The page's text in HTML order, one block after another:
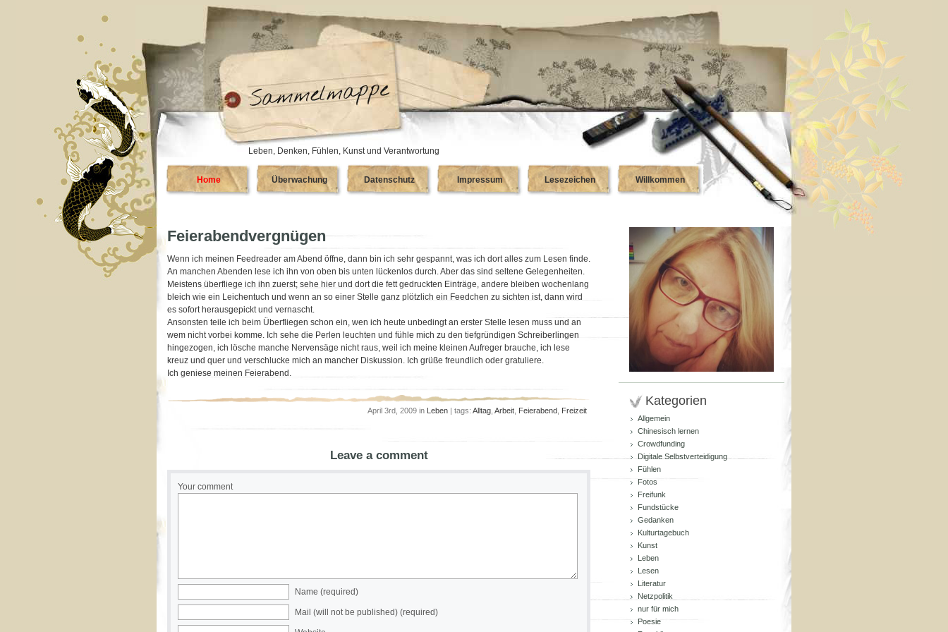
Leben, Denken, Fühlen, Kunst und Verantwortung
Home Überwachung Datenschutz Impressum Lesezeichen Willkommen
Feierabendvergnügen
Wenn ich meinen Feedreader am Abend öffne, dann bin ich sehr gespannt, was ich dort alles zum Lesen finde.
An manchen Abenden lese ich ihn von oben bis unten lückenlos durch. Aber das sind seltene Gelegenheiten.
Meistens überfliege ich ihn zuerst; sehe hier und dort die fett gedruckten Einträge, andere bleiben wochenlang
bleich wie ein Leichentuch und wenn an so einer Stelle ganz plötzlich ein Feedchen zu sichten ist, dann wird
es sofort herausgepickt und vernascht.
Ansonsten teile ich beim Überfliegen schon ein, wen ich heute unbedingt an erster Stelle lesen muss und an
wem nicht vorbei komme. Ich sehe die Perlen leuchten und fühle mich zu den tiefgründigen Schreiberlingen
hingezogen, ich lösche manche Nervensäge nicht raus, weil ich meine kleinen Aufreger brauche, ich lese
kreuz und quer und verschlucke mich an mancher Diskussion. Ich grüße freundlich oder gratuliere.
Ich geniese meinen Feierabend.
April 3rd, 2009 in Leben | tags: Alltag Arbeit Feierabend Freizeit
Leave a comment
Your comment
Name (required)
Mail (will not be published) (required)
Kategorien
Allgemein
Chinesisch lernen
Crowdfunding
Digitale Selbstverteidigung
Fühlen
Fotos
Freifunk
Fundstücke
Gedanken
Kulturtagebuch
Kunst
Leben
Lesen
Literatur
Netzpolitik
nur für mich
Poesie